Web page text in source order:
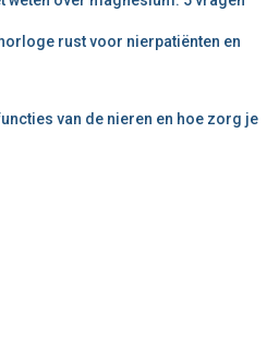
rust voor nierpatiënten en
van de nieren en hoe zorg je